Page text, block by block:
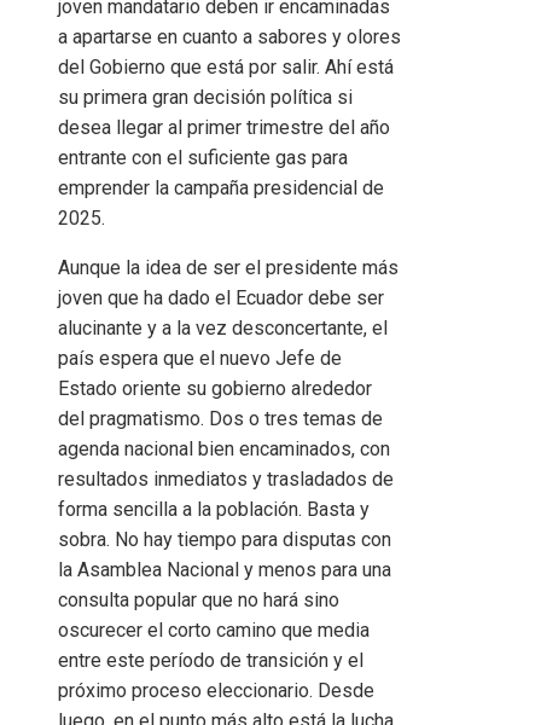
joven mandatario deben ir encaminadas
a apartarse en cuanto a sabores y olores
del Gobierno que está por salir. Ahí está
su primera gran decisión política si
desea llegar al primer trimestre del año
entrante con el suficiente gas para
emprender la campaña presidencial de
2025.
Aunque la idea de ser el presidente más
joven que ha dado el Ecuador debe ser
alucinante y a la vez desconcertante, el
país espera que el nuevo Jefe de
Estado oriente su gobierno alrededor
del pragmatismo. Dos o tres temas de
agenda nacional bien encaminados, con
resultados inmediatos y trasladados de
forma sencilla a la población. Basta y
sobra. No hay tiempo para disputas con
la Asamblea Nacional y menos para una
consulta popular que no hará sino
oscurecer el corto camino que media
entre este período de transición y el
próximo proceso eleccionario. Desde
luego, en el punto más alto está la lucha